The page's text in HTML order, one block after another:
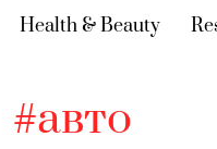
(current)
Health & Beauty
#авто